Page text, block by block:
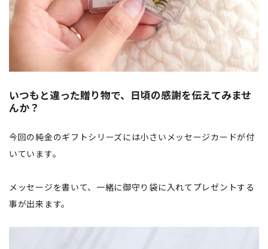
いつもと違った贈り物で、日頃の感謝を伝えてみませ
んか？
今回の純金のギフトシリーズには小さいメッセージカードが付
いています。
メッセージを書いて、一緒に御守り袋に入れてプレゼントする
事が出来ます。